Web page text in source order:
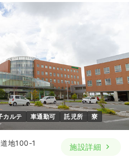
カルテ 車通勤可 託児所 寮
地100-1
施設詳細